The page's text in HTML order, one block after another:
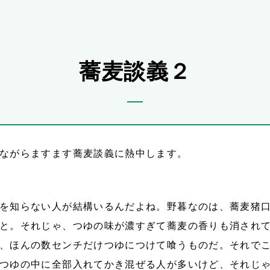
蕎麦談義２
がらますます蕎麦談義に熱中します。
知らない人が結構いるんだよね。野暮なのは、蕎麦猪
。それじゃ、つゆの味が濃すぎて蕎麦の香りも消され
ほんの数センチだけつゆにつけて喰うものだ。それで
ゆの中に全部入れてかき混ぜる人が多いけど、それじ